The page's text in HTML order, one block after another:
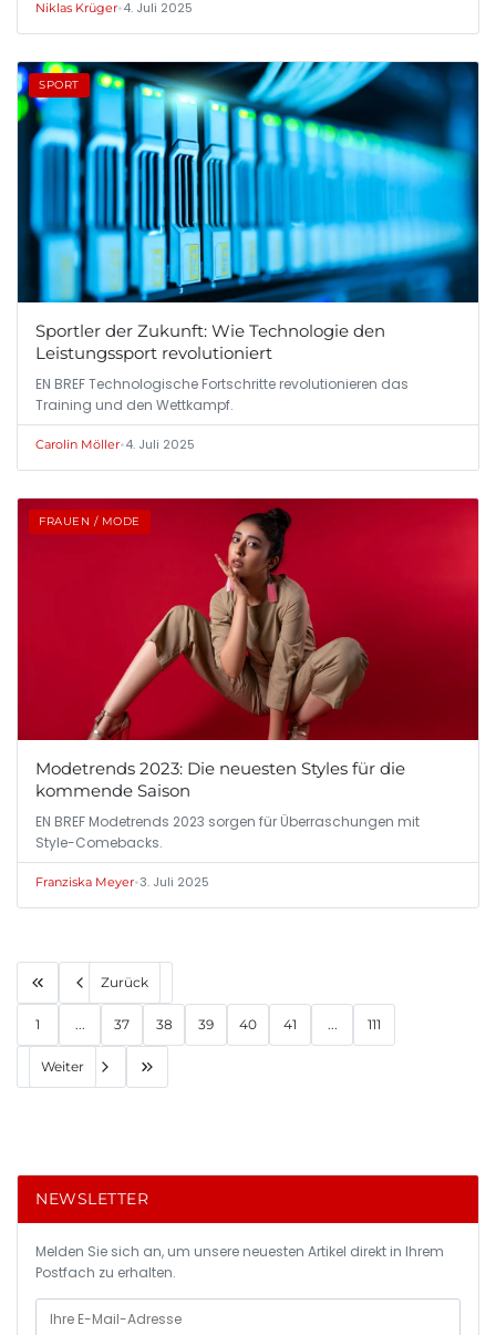
Niklas Krüger•4. Juli 2025
SPORT
Sportler der Zukunft: Wie Technologie den
Leistungssport revolutioniert
EN BREF Technologische Fortschritte revolutionieren das
Training und den Wettkampf.
Carolin Möller•4. Juli 2025
FRAUEN / MODE
Modetrends 2023: Die neuesten Styles für die
kommende Saison
EN BREF Modetrends 2023 sorgen für Überraschungen mit
Style-Comebacks.
Franziska Meyer•3. Juli 2025
Zurück
1 ... 37 38 39 40 41 ... 111
Weiter
NEWSLETTER
Melden Sie sich an, um unsere neuesten Artikel direkt in Ihrem
Postfach zu erhalten.